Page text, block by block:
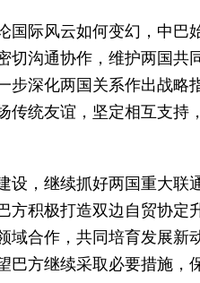
国际风云如何变幻，中
沟通协作，维护两国共
深化两国关系作出战略
统友谊，坚定相互支持
，继续抓好两国重大联
积极打造双边自贸协定
合作，共同培育发展新
方继续采取必要措施，